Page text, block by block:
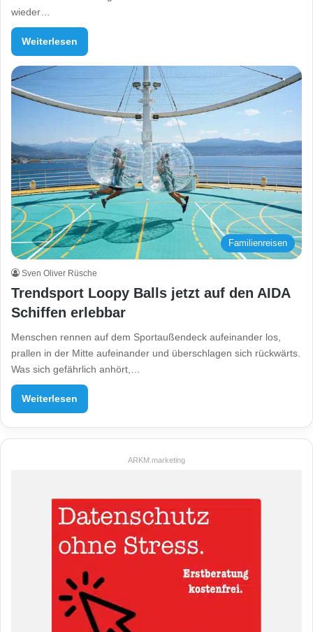
wieder…
Weiterlesen
Familienreisen
Sven Oliver Rüsche
Trendsport Loopy Balls jetzt auf den AIDA
Schiffen erlebbar
Menschen rennen auf dem Sportaußendeck aufeinander los,
prallen in der Mitte aufeinander und überschlagen sich rückwärts.
Was sich gefährlich anhört,…
Weiterlesen
ARKM.marketing